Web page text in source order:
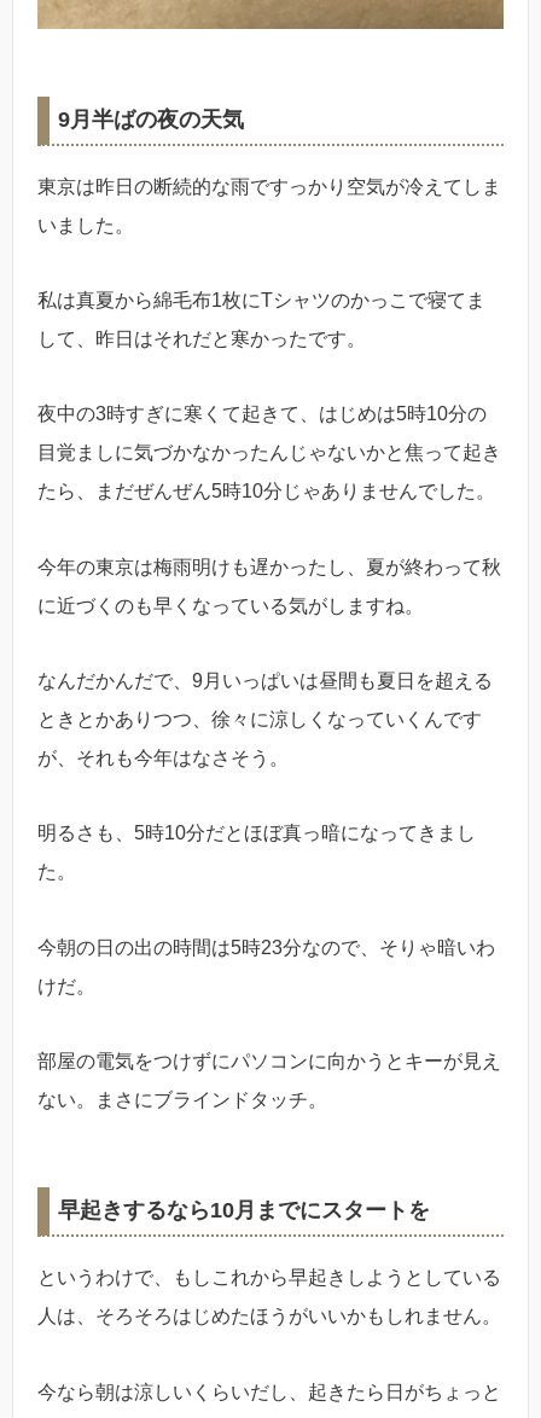
9月半ばの夜の天気
東京は昨日の断続的な雨ですっかり空気が冷えてしま
いました。
私は真夏から綿毛布1枚にTシャツのかっこで寝てま
して、昨日はそれだと寒かったです。
夜中の3時すぎに寒くて起きて、はじめは5時10分の
目覚ましに気づかなかったんじゃないかと焦って起き
たら、まだぜんぜん5時10分じゃありませんでした。
今年の東京は梅雨明けも遅かったし、夏が終わって秋
に近づくのも早くなっている気がしますね。
なんだかんだで、9月いっぱいは昼間も夏日を超える
ときとかありつつ、徐々に涼しくなっていくんです
が、それも今年はなさそう。
明るさも、5時10分だとほぼ真っ暗になってきまし
た。
今朝の日の出の時間は5時23分なので、そりゃ暗いわ
けだ。
部屋の電気をつけずにパソコンに向かうとキーが見え
ない。まさにブラインドタッチ。
早起きするなら10月までにスタートを
というわけで、もしこれから早起きしようとしている
人は、そろそろはじめたほうがいいかもしれません。
今なら朝は涼しいくらいだし、起きたら日がちょっと